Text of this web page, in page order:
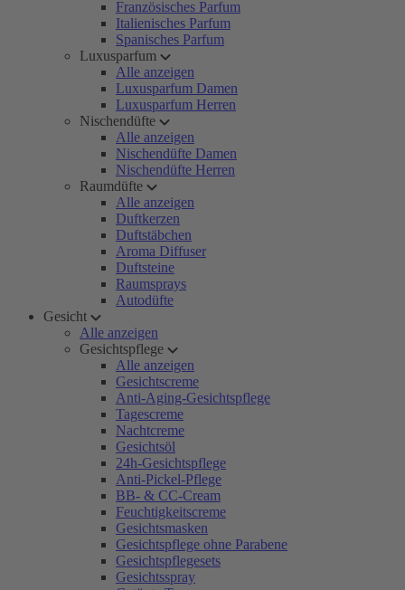
Französisches Parfum
Italienisches Parfum
Spanisches Parfum
Luxusparfum
Alle anzeigen
Luxusparfum Damen
Luxusparfum Herren
Nischendüfte
Alle anzeigen
Nischendüfte Damen
Nischendüfte Herren
Raumdüfte
Alle anzeigen
Duftkerzen
Duftstäbchen
Aroma Diffuser
Duftsteine
Raumsprays
Autodüfte
Gesicht
Alle anzeigen
Gesichtspflege
Alle anzeigen
Gesichtscreme
Anti-Aging-Gesichtspflege
Tagescreme
Nachtcreme
Gesichtsöl
24h-Gesichtspflege
Anti-Pickel-Pflege
BB- & CC-Cream
Feuchtigkeitscreme
Gesichtsmasken
Gesichtspflege ohne Parabene
Gesichtspflegesets
Gesichtsspray